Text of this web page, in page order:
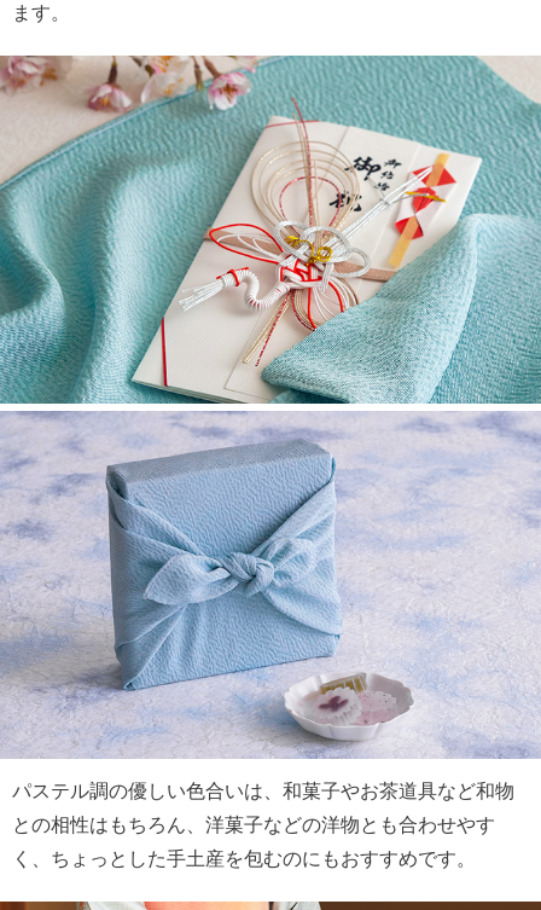
ます。
パステル調の優しい色合いは、和菓子やお茶道具など和物
との相性はもちろん、洋菓子などの洋物とも合わせやす
く、ちょっとした手土産を包むのにもおすすめです。